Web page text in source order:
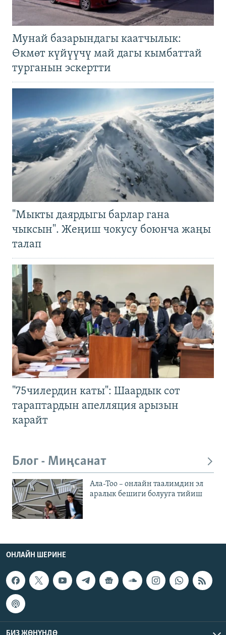
Мунай базарындагы каатчылык:
Өкмөт күйүүчү май дагы кымбаттай
турганын эскертти
"Мыкты даярдыгы барлар гана
чыксын". Жеңиш чокусу боюнча жаңы
талап
"75чилердин каты": Шаардык сот
тараптардын апелляция арызын
карайт
Блог - Миңсанат
Ала-Тоо – онлайн таалимдин эл
аралык бешиги болууга тийиш
ОНЛАЙН ШЕРИНЕ